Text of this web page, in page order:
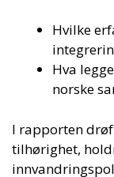
Hvilke
Hva
norske
I rapporten
tilhørighet,